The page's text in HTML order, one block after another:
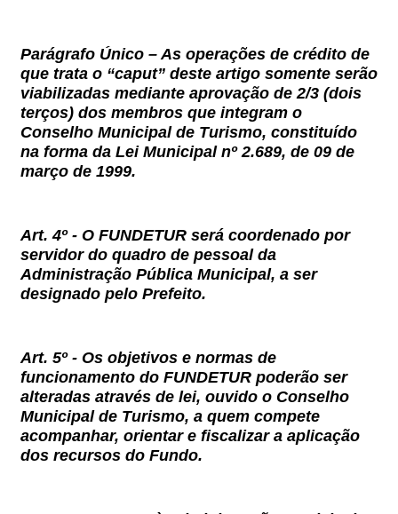
Parágrafo Único – As operações de crédito de
que trata o “caput” deste artigo somente serão
viabilizadas mediante aprovação de 2/3 (dois
terços) dos membros que integram o
Conselho Municipal de Turismo, constituído
na forma da Lei Municipal nº 2.689, de 09 de
março de 1999.
Art. 4º - O FUNDETUR será coordenado por
servidor do quadro de pessoal da
Administração Pública Municipal, a ser
designado pelo Prefeito.
Art. 5º - Os objetivos e normas de
funcionamento do FUNDETUR poderão ser
alteradas através de lei, ouvido o Conselho
Municipal de Turismo, a quem compete
acompanhar, orientar e fiscalizar a aplicação
dos recursos do Fundo.